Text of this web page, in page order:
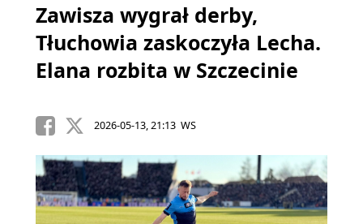
Zawisza wygrał derby,
Tłuchowia zaskoczyła Lecha.
Elana rozbita w Szczecinie
2026-05-13, 21:13 WS